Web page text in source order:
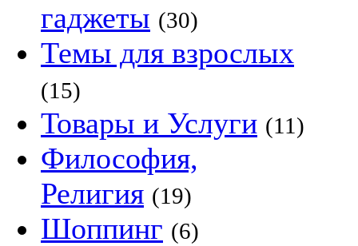
гаджеты (30)
Темы для взрослых
(15)
Товары и Услуги (11)
Философия,
Религия (19)
Шоппинг (6)